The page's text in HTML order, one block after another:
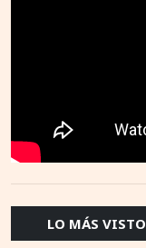
LO MÁS VISTO